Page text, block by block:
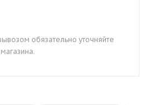
обязательно уточняйте